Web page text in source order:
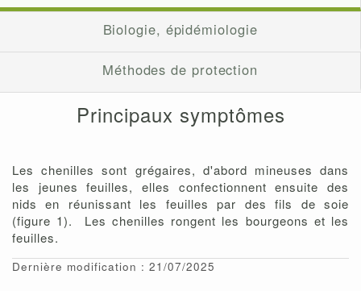
Biologie, épidémiologie
Méthodes de protection
Principaux symptômes
Les chenilles sont grégaires, d'abord mineuses dans
les jeunes feuilles, elles confectionnent ensuite des
nids en réunissant les feuilles par des fils de soie
(figure 1). Les chenilles rongent les bourgeons et les
feuilles.
Dernière modification : 21/07/2025